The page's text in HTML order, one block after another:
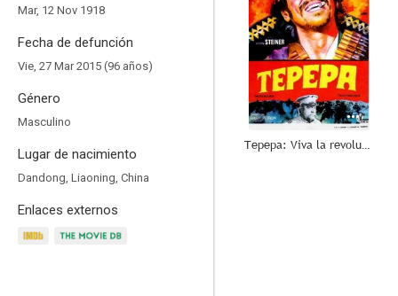
Mar, 12 Nov 1918
Fecha de defunción
Vie, 27 Mar 2015 (96 años)
Género
Masculino
Lugar de nacimiento
Dandong, Liaoning, China
Enlaces externos
Tepepa: Viva la revolución